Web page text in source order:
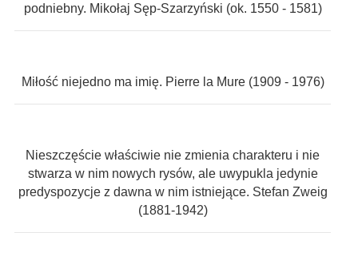
podniebny. Mikołaj Sęp-Szarzyński (ok. 1550 - 1581)
Miłość niejedno ma imię. Pierre la Mure (1909 - 1976)
Nieszczęście właściwie nie zmienia charakteru i nie
stwarza w nim nowych rysów, ale uwypukla jedynie
predyspozycje z dawna w nim istniejące. Stefan Zweig
(1881-1942)